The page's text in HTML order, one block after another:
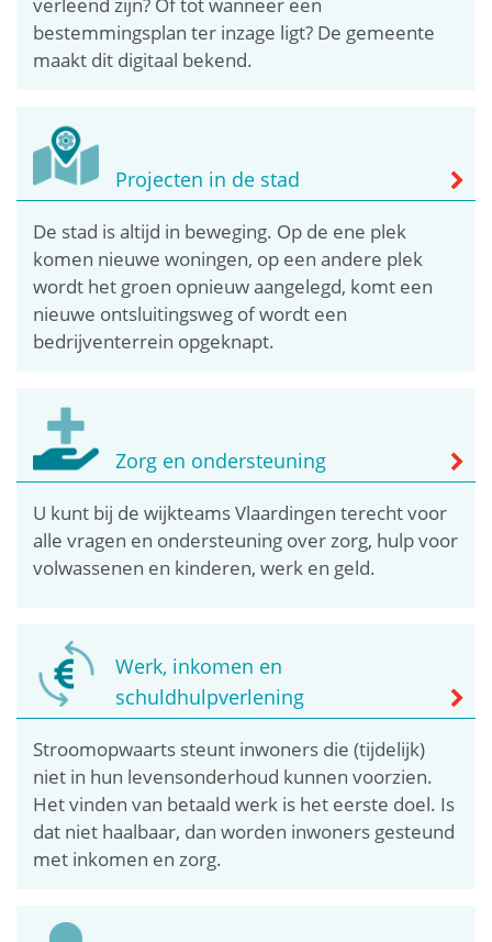
bestemmingsplan ter inzage ligt? De gemeente
maakt dit digitaal bekend.
Projecten in de stad
De stad is altijd in beweging. Op de ene plek
komen nieuwe woningen, op een andere plek
wordt het groen opnieuw aangelegd, komt een
nieuwe ontsluitingsweg of wordt een
bedrijventerrein opgeknapt.
Zorg en ondersteuning
U kunt bij de wijkteams Vlaardingen terecht voor
alle vragen en ondersteuning over zorg, hulp voor
volwassenen en kinderen, werk en geld.
Werk, inkomen en
schuldhulpverlening
Stroomopwaarts steunt inwoners die (tijdelijk)
niet in hun levensonderhoud kunnen voorzien.
Het vinden van betaald werk is het eerste doel. Is
dat niet haalbaar, dan worden inwoners gesteund
met inkomen en zorg.